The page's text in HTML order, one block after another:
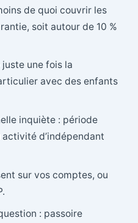
de quoi couvrir les
soit autour de 10 %
une fois la
avec des enfants
inquiète : période
activité d’indépendant
sur vos comptes, ou
: passoire